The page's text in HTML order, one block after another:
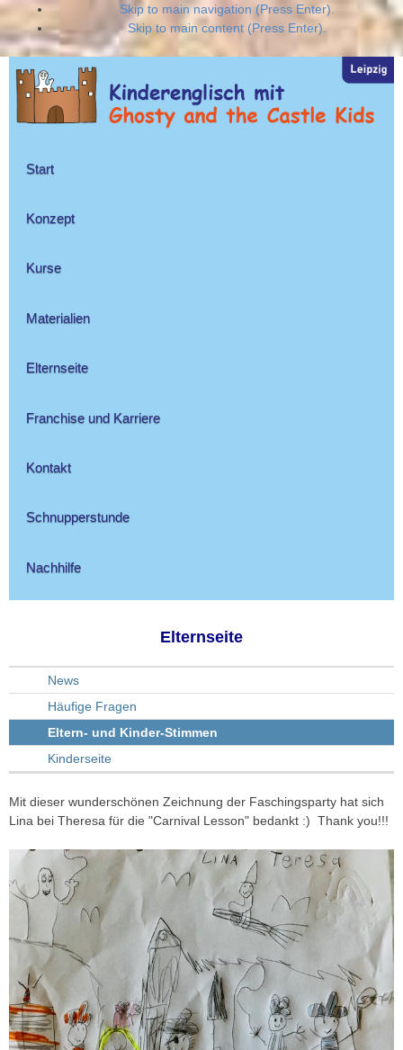
Skip to main navigation (Press Enter).
Skip to main content (Press Enter).
Start
Konzept
Kurse
Materialien
Elternseite
Franchise und Karriere
Kontakt
Schnupperstunde
Nachhilfe
Elternseite
News
Häufige Fragen
Eltern- und Kinder-Stimmen
Kinderseite
Mit dieser wunderschönen Zeichnung der Faschingsparty hat sich
Lina bei Theresa für die "Carnival Lesson" bedankt :) Thank you!!!